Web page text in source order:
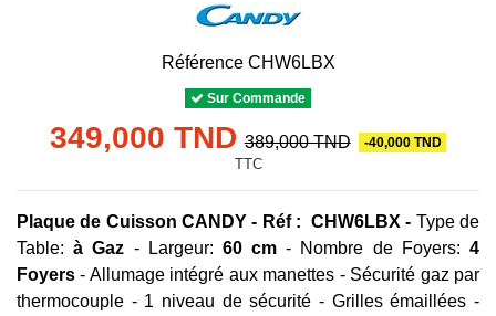
Référence CHW6LBX
Sur Commande
349,000 TND 389,000 TND -40,000 TND
TTC
Plaque de Cuisson CANDY - Réf : CHW6LBX - Type de
Table:à Gaz - Largeur: 60 cm - Nombre de Foyers:4
Foyers - Allumage intégré aux manettes - Sécurité gaz par
thermocouple - 1 niveau de sécurité - Grilles émaillées -